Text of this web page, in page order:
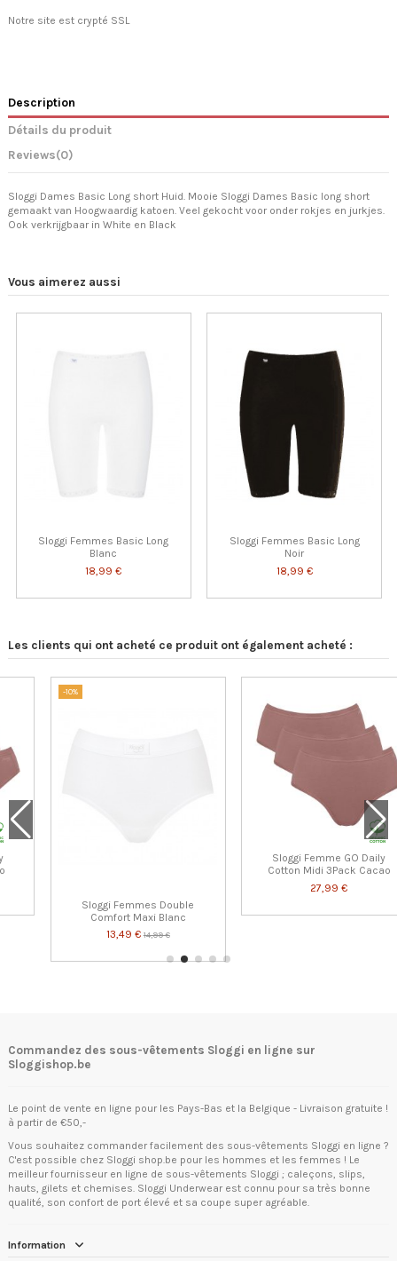
Notre site est crypté SSL
Description
Détails du produit
Reviews(0)
Sloggi Dames Basic Long short Huid. Mooie Sloggi Dames Basic long short
gemaakt van Hoogwaardig katoen. Veel gekocht voor onder rokjes en jurkjes.
Ook verkrijgbaar in White en Black
Vous aimerez aussi
Sloggi Femmes Basic Long
Blanc
18,99 €
Sloggi Femmes Basic Long
Noir
18,99 €
Les clients qui ont acheté ce produit ont également acheté :
Sloggi Femmes Double
Comfort Maxi Blanc
13,49 €14,99 €
Sloggi Femme GO Daily
Cotton Midi 3Pack Cacao
27,99 €
Commandez des sous-vêtements Sloggi en ligne sur
Sloggishop.be
Le point de vente en ligne pour les Pays-Bas et la Belgique - Livraison gratuite !
à partir de €50,-
Vous souhaitez commander facilement des sous-vêtements Sloggi en ligne ?
C'est possible chez Sloggi shop.be pour les hommes et les femmes ! Le
meilleur fournisseur en ligne de sous-vêtements Sloggi ; caleçons, slips,
hauts, gilets et chemises. Sloggi Underwear est connu pour sa très bonne
qualité, son confort de port élevé et sa coupe super agréable.
Information